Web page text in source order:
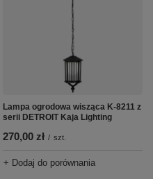
Lampa ogrodowa wisząca K-8211 z
serii DETROIT Kaja Lighting
270,00 zł / szt.
+ Dodaj do porównania